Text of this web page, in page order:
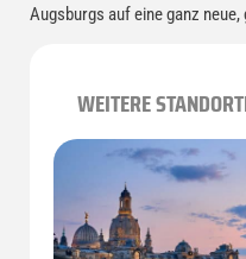
Augsburgs auf eine ganz
WEITERE